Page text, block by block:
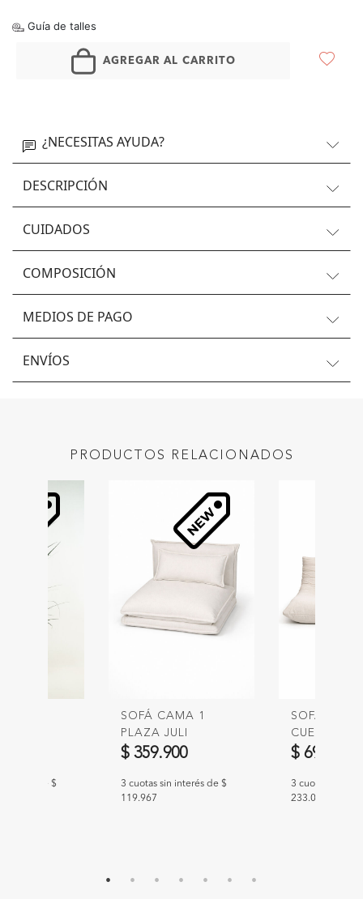
Guía de talles
AGREGAR AL CARRITO
¿NECESITAS AYUDA?
DESCRIPCIÓN
CUIDADOS
COMPOSICIÓN
MEDIOS DE PAGO
ENVÍOS
PRODUCTOS RELACIONADOS
interés de $
SOFÁ CAMA 1
PLAZA JULI
$ 359.900
3 cuotas sin interés de $
119.967
SOFÁ
CUERPOS
$ 699.000
3 cuotas sin
233.000